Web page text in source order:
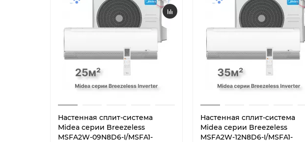
Настенная сплит-система
Midea серии Breezeless
MSFA2W-09N8D6-I/MSFA1-
Настенная сплит-система
Midea серии Breezeless
MSFA2W-12N8D6-I/MSFA1-